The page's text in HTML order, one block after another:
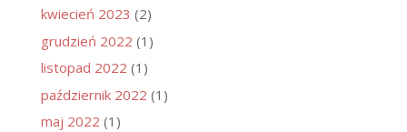
kwiecień 2023 (2)
grudzień 2022 (1)
listopad 2022 (1)
październik 2022 (1)
maj 2022 (1)